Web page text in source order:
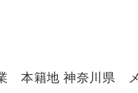
本籍地 神奈川県